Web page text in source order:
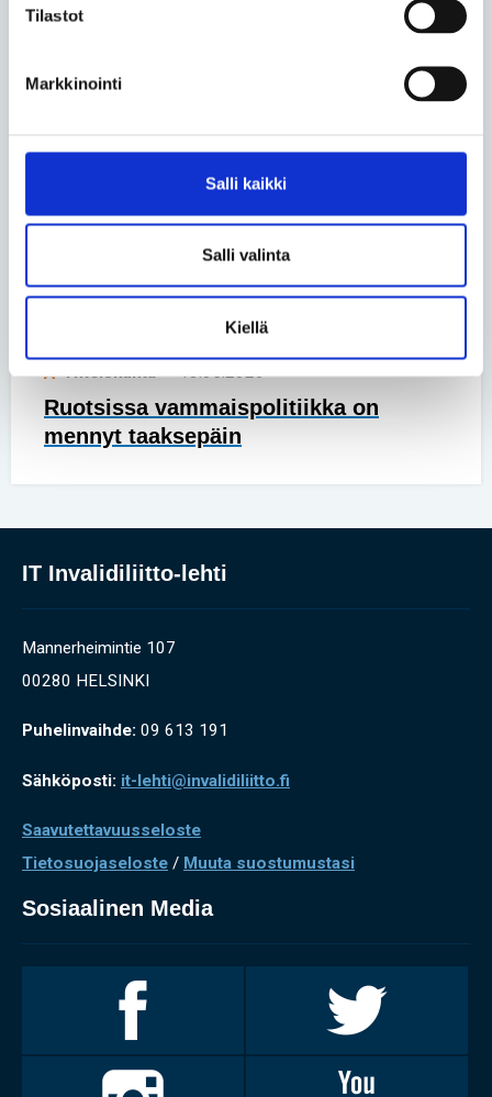
Tilastot
Markkinointi
Salli kaikki
Salli valinta
Kiellä
Turvakodin tulisi auttaa myös
Luonnossa Harri Venäläinen löytää
rauhan kivusta huolimatta
• 27.05.2026
Perhe on uuden äärellä, kun lapsi
Yhteiskunta• 18.05.2026
Ruotsissa vammaispolitiikka on
mennyt taaksepäin
IT Invalidiliitto-lehti
Mannerheimintie 107
00280 HELSINKI
Puhelinvaihde: 09 613 191
Sähköposti: it-lehti@invalidiliitto.fi
Saavutettavuusseloste
Tietosuojaseloste / Muuta suostumustasi
Sosiaalinen Media
Facebookissa
Twitterissä
Invalidiliitto